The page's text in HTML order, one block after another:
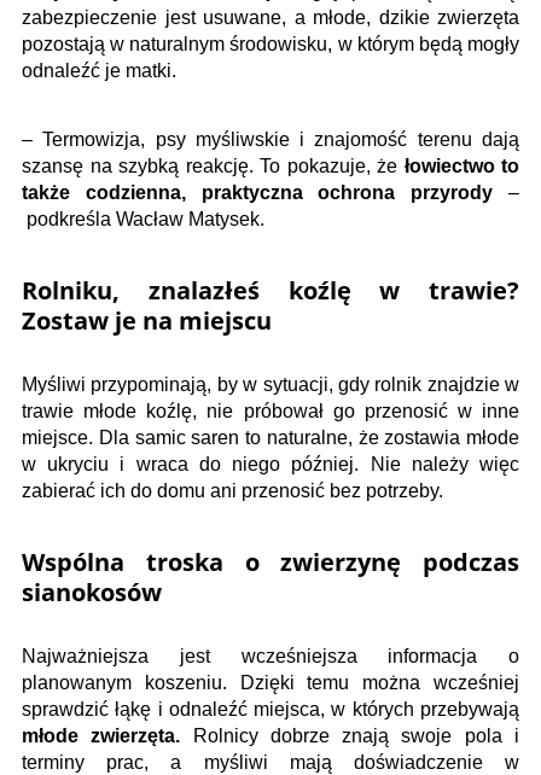
zabezpieczenie jest usuwane, a młode, dzikie zwierzęta
pozostają w naturalnym środowisku, w którym będą mogły
odnaleźć je matki.
– Termowizja, psy myśliwskie i znajomość terenu dają
szansę na szybką reakcję. To pokazuje, że łowiectwo to
także codzienna, praktyczna ochrona przyrody –
podkreśla Wacław Matysek.
Rolniku, znalazłeś koźlę w trawie?
Zostaw je na miejscu
Myśliwi przypominają, by w sytuacji, gdy rolnik znajdzie w
trawie młode koźlę, nie próbował go przenosić w inne
miejsce. Dla samic saren to naturalne, że zostawia młode
w ukryciu i wraca do niego później. Nie należy więc
zabierać ich do domu ani przenosić bez potrzeby.
Wspólna troska o zwierzynę podczas
sianokosów
Najważniejsza jest wcześniejsza informacja o
planowanym koszeniu. Dzięki temu można wcześniej
sprawdzić łąkę i odnaleźć miejsca, w których przebywają
młode zwierzęta.
Rolnicy dobrze znają swoje pola i
terminy prac, a myśliwi mają doświadczenie w